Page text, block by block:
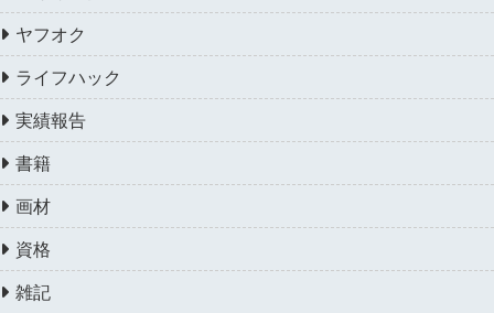
ヤフオク
ライフハック
実績報告
書籍
画材
資格
雑記